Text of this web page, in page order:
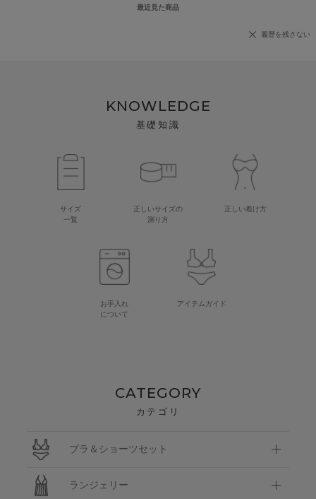
最近見た商品
履歴を残さない
KNOWLEDGE
基礎知識
サイズ
一覧
正しいサイズの
測り方
正しい着け方
お手入れ
について
アイテムガイド
CATEGORY
カテゴリ
ブラ＆ショーツセット
ランジェリー